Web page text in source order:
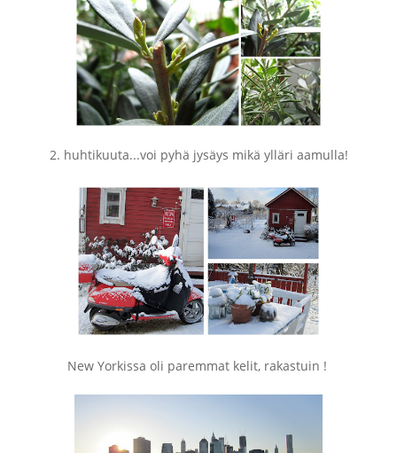
2. huhtikuuta...voi pyhä jysäys mikä ylläri aamulla!
New Yorkissa oli paremmat kelit, rakastuin !